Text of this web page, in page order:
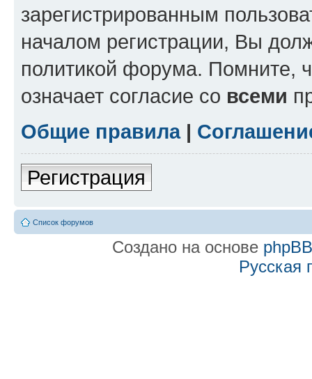
зарегистрированным
началом регистрации, Вы
политикой форума. Помните,
означает согласие со всеми
Общие правила|
Регистрация
Список форумов
Создано на основе phpBB
Русская